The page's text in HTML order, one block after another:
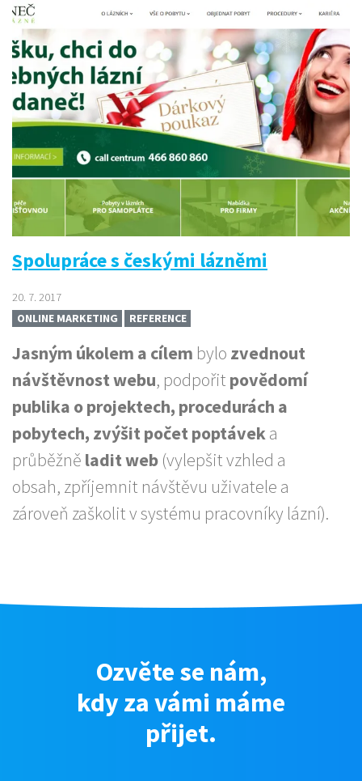
Spolupráce s českými lázněmi
20. 7. 2017
ONLINE MARKETING
REFERENCE
Jasným úkolem a cílem bylo zvednout
návštěvnost webu, podpořit povědomí
publika o projektech, procedurách a
pobytech, zvýšit počet poptáveka
průběžně ladit web (vylepšit vzhled a
obsah, zpříjemnit návštěvu uživatele a
zároveň zaškolit v systému pracovníky lázní).
Ozvěte se nám,
kdy za vámi máme
přijet.